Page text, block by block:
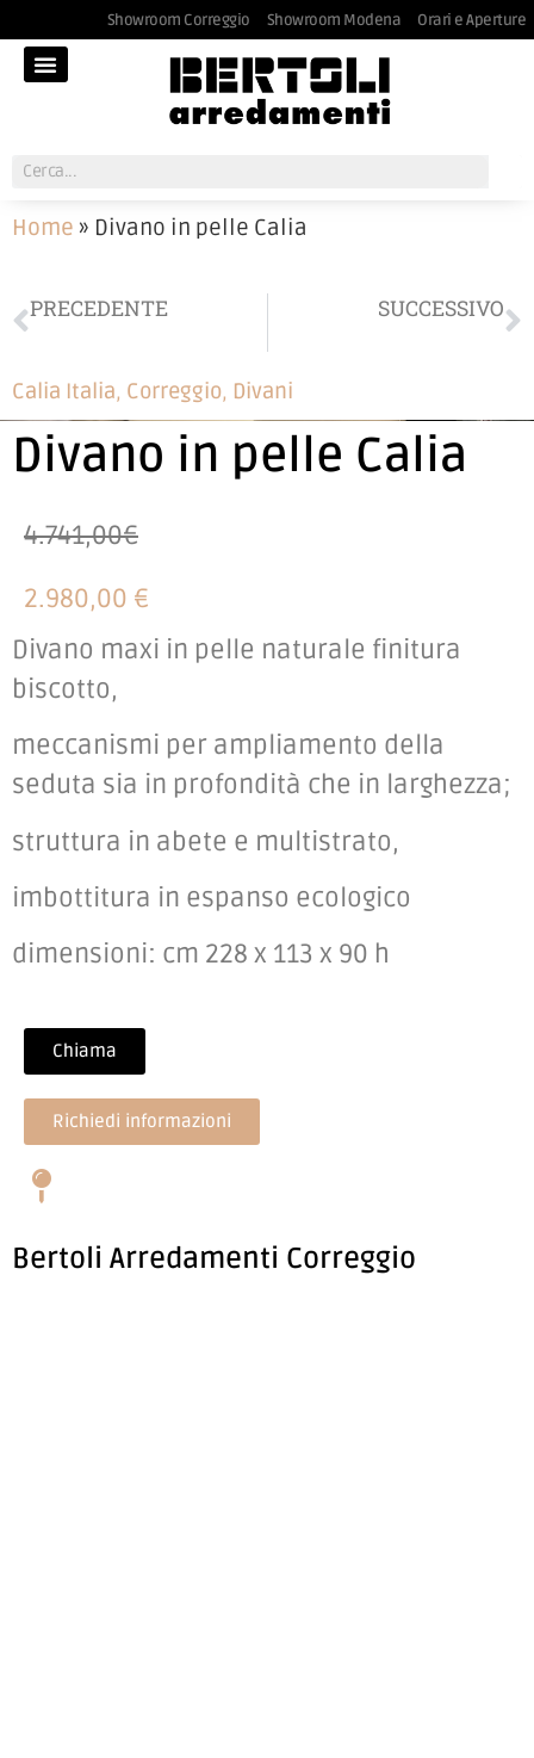
Showroom Correggio Showroom Modena Orari e Aperture
Home » Divano in pelle Calia
PRECEDENTE SUCCESSIVO
Calia Italia, Correggio, Divani
Divano in pelle Calia
4.741,00€
2.980,00 €
Divano maxi in pelle naturale finitura
biscotto,
meccanismi per ampliamento della
seduta sia in profondità che in larghezza;
struttura in abete e multistrato,
imbottitura in espanso ecologico
dimensioni: cm 228 x 113 x 90 h
Chiama
Richiedi informazioni
Bertoli Arredamenti Correggio